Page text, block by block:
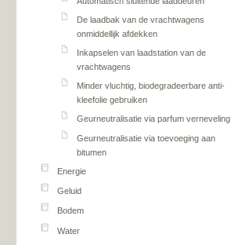
De laadbak van de vrachtwagens
onmiddellijk afdekken
Inkapselen van laadstation van de
vrachtwagens
Minder vluchtig, biodegradeerbare anti-
kleefolie gebruiken
Geurneutralisatie via parfum verneveling
Geurneutralisatie via toevoeging aan
bitumen
Energie
Geluid
Bodem
Water